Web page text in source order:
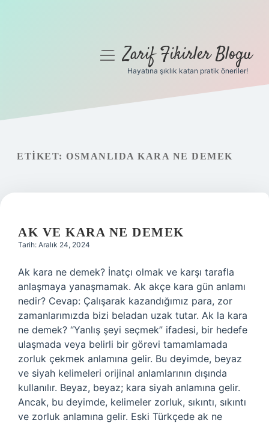
Gizlilik Politikası
menüyüZarif Fikirler Blogu
Hayatına şıklık katan pratik öneriler!
ETIKET: OSMANLIDA KARA NE DEMEK
AK VE KARA NE DEMEK
Tarih: Aralık 24, 2024
Ak kara ne demek? İnatçı olmak ve karşı tarafla
anlaşmaya yanaşmamak. Ak akçe kara gün anlamı
nedir? Cevap: Çalışarak kazandığımız para, zor
zamanlarımızda bizi beladan uzak tutar. Ak la kara
ne demek? “Yanlış şeyi seçmek” ifadesi, bir hedefe
ulaşmada veya belirli bir görevi tamamlamada
zorluk çekmek anlamına gelir. Bu deyimde, beyaz
ve siyah kelimeleri orijinal anlamlarının dışında
kullanılır. Beyaz, beyaz; kara siyah anlamına gelir.
Ancak, bu deyimde, kelimeler zorluk, sıkıntı, sıkıntı
ve zorluk anlamına gelir. Eski Türkçede ak ne